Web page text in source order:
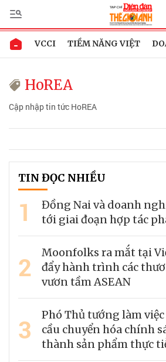
VCCI TIỀM NĂNG VIỆT
HoREA
Cập nhập tin tức HoREA
TIN ĐỌC NHIỀU
1
Đồng Nai và doanh
tới giai đoạn hợp tác
2
Moonfolks ra mắt tại
đẩy hành trình các
vươn tầm ASEAN
3
Phó Thủ tướng làm việc
cầu chuyển hóa chính
thành sản phẩm thực